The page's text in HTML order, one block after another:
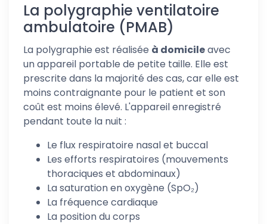
La polygraphie ventilatoire
ambulatoire (PMAB)
La polygraphie est réalisée à domicileavec
un appareil portable de petite taille. Elle est
prescrite dans la majorité des cas, car elle est
moins contraignante pour le patient et son
coût est moins élevé. L'appareil enregistré
pendant toute la nuit :
Le flux respiratoire nasal et buccal
Les efforts respiratoires (mouvements
thoraciques et abdominaux)
La saturation en oxygène (SpO₂)
La fréquence cardiaque
La position du corps